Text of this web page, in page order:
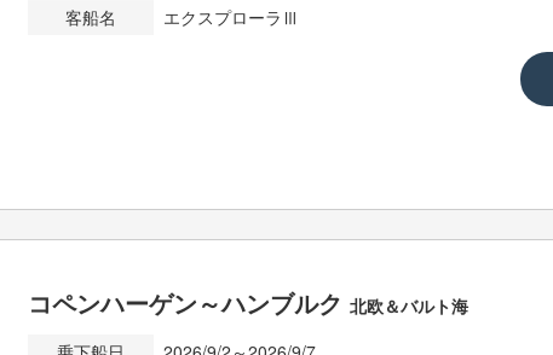
客船名
エクスプローラⅢ
コペンハーゲン～ハンブルク 北欧＆バルト海